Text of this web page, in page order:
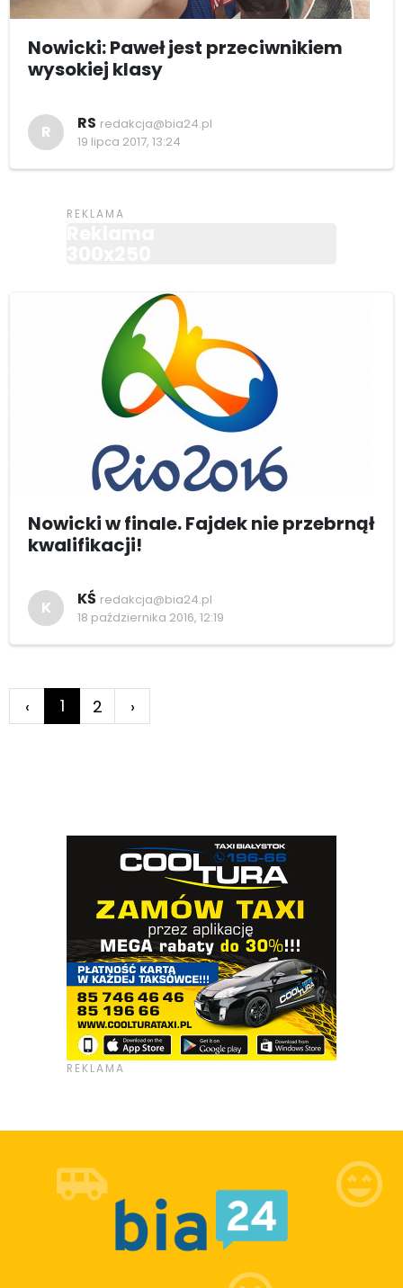
Nowicki: Paweł jest przeciwnikiem
wysokiej klasy
R RS redakcja@bia24.pl
19 lipca 2017, 13:24
Nowicki w finale. Fajdek nie przebrnął
kwalifikacji!
K KŚ redakcja@bia24.pl
18 października 2016, 12:19
‹ 1 2 ›